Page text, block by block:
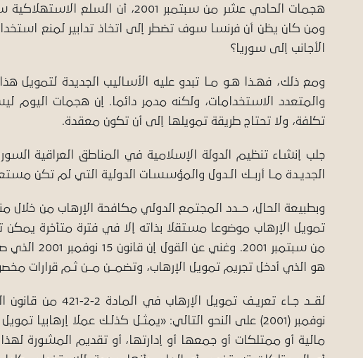
هجمات الحادي عشر من سبتمبر 2001،
ومن كان يظن أن فرنسا سوف تضطر إلى اتخاذ تدابير لمنع
الأجانب إلى سوريا؟
ومع ذلك، فهـذا هـو مـا تبدو عليه الأساليب الجديدة لتمويل
والمتعدد الاستخدامات، ولكنه مدمر دائما. إن هجمات
تكلفة، ولا تحتاج طريقة تمويلها إلى أن تكون معقدة.
الجديـدة مـا أربــك الـدول والمؤسسات الدولية التي لم تكن
وبطبيعة الحال، حــدد المجتمع الدولي مكافحة الإرهاب من
تمويل الإرهاب موضوعا مستقلا بذاته إلا في فترة متأخرة
من سبتمبر
هو الذي أدخل تجريم تمويل الإرهاب، وتضمــن مــن ثـم قرارات
نوفمبر (2001) على النحو التالي: «يمثـل كذلـك عملا
مالية أو ممتلكات أو جمعها أو إدارتها، أو تقديم المشورة لهذا